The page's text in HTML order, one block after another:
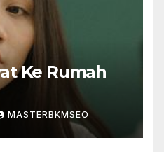
Ke Rumah
MASTERBKMSEO